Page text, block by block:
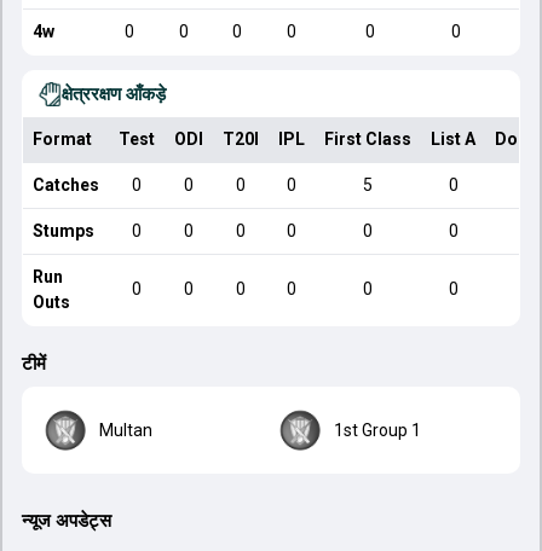
4w 0 0 0 0 0 0
क्षेत्ररक्षण आँकड़े
Format Test ODI T20I IPL First Class List A
Catches 0 0 0 0 5 0
Stumps 0 0 0 0 0 0
Run
Outs
0 0 0 0 0 0
टीमें
Multan 1st Group 1
न्यूज अपडेट्स